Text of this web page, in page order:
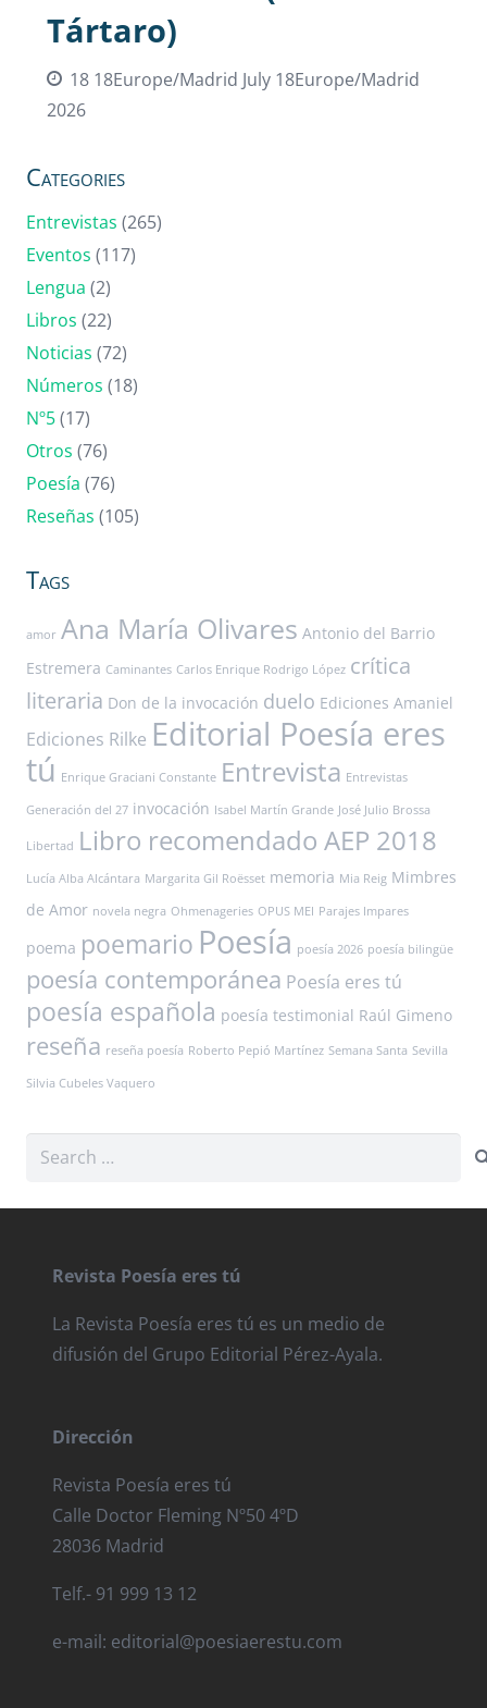
Tártaro)
18 18Europe/Madrid July 18Europe/Madrid
2026
Categories
Entrevistas (265)
Eventos (117)
Lengua (2)
Libros (22)
Noticias (72)
Números (18)
Nº5(17)
Otros (76)
Poesía (76)
Reseñas (105)
Tags
amor Ana María Olivares Antonio del Barrio
Estremera Caminantes Carlos Enrique Rodrigo López crítica
literaria Don de la invocación duelo Ediciones Amaniel
Ediciones Rilke Editorial Poesía eres
tú Enrique Graciani Constante Entrevista Entrevistas
Generación del 27 invocación Isabel Martín Grande José Julio Brossa
Libertad Libro recomendado AEP 2018
Lucía Alba Alcántara Margarita Gil Roësset memoria Mia Reig Mimbres
de Amor novela negra Ohmenageries OPUS MEI Parajes Impares
poema poemario Poesía poesía 2026 poesía bilingüe
poesía contemporánea Poesía eres tú
poesía española poesía testimonial Raúl Gimeno
reseña reseña poesía Roberto Pepió Martínez Semana Santa Sevilla
Silvia Cubeles Vaquero
Search
Revista Poesía eres tú
La Revista Poesía eres tú es un medio de
difusión del Grupo Editorial Pérez-Ayala.
Dirección
Revista Poesía eres tú
Calle Doctor Fleming Nº50 4ºD
28036 Madrid
Telf.- 91 999 13 12
e-mail: editorial@poesiaerestu.com